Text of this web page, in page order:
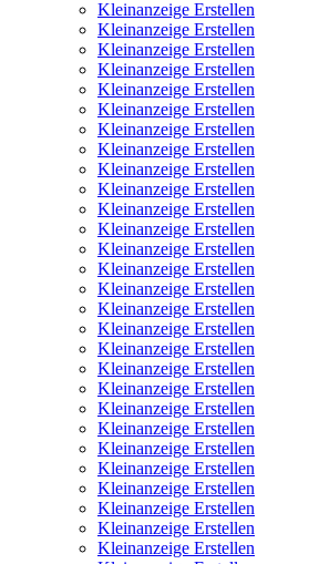
Kleinanzeige Erstellen
Kleinanzeige Erstellen
Kleinanzeige Erstellen
Kleinanzeige Erstellen
Kleinanzeige Erstellen
Kleinanzeige Erstellen
Kleinanzeige Erstellen
Kleinanzeige Erstellen
Kleinanzeige Erstellen
Kleinanzeige Erstellen
Kleinanzeige Erstellen
Kleinanzeige Erstellen
Kleinanzeige Erstellen
Kleinanzeige Erstellen
Kleinanzeige Erstellen
Kleinanzeige Erstellen
Kleinanzeige Erstellen
Kleinanzeige Erstellen
Kleinanzeige Erstellen
Kleinanzeige Erstellen
Kleinanzeige Erstellen
Kleinanzeige Erstellen
Kleinanzeige Erstellen
Kleinanzeige Erstellen
Kleinanzeige Erstellen
Kleinanzeige Erstellen
Kleinanzeige Erstellen
Kleinanzeige Erstellen